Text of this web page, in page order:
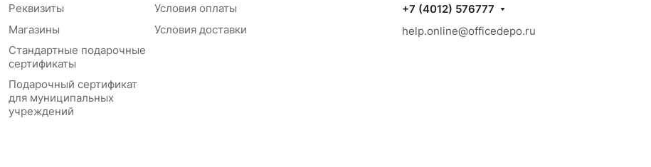
Реквизиты
Магазины
Стандартные подарочные
сертификаты
Подарочный сертификат
для муниципальных
учреждений
Условия оплаты
Условия доставки
+7 (4012) 576777
help.online@officedepo.ru